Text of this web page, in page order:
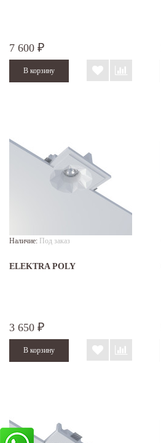
7 600 ₽
Наличие: Под заказ
ELEKTRA POLY
3 650 ₽